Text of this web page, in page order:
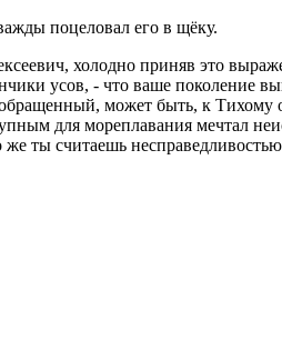
поцеловал его в щёку.
холодно приняв это
усов, - что ваше поколение
может быть, к Тихому
для мореплавания мечтал
ты считаешь